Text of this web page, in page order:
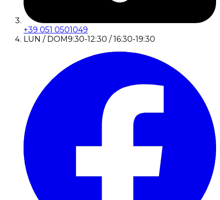
+39 051 0501049
LUN / DOM9:30-12:30 / 16:30-19:30